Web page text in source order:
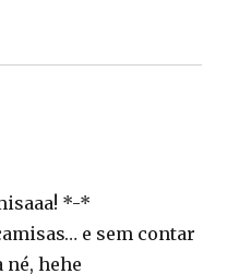
*-*
e sem contar
né, hehe